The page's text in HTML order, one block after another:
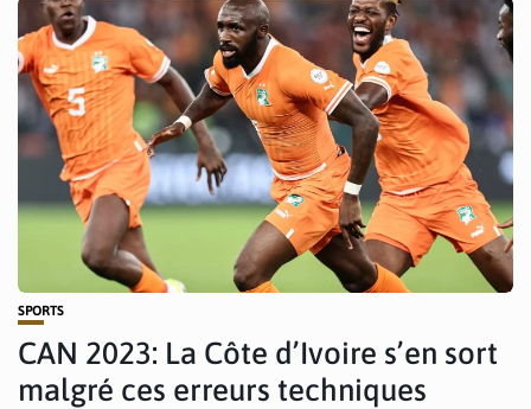
SPORTS
CAN 2023: La Côte d’Ivoire s’en sort
malgré ces erreurs techniques